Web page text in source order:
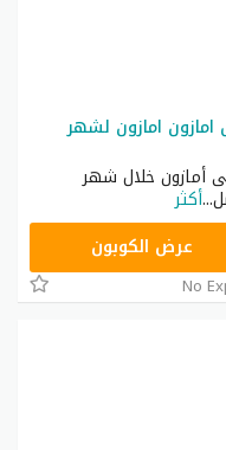
امازون لشهر
أمازون خلال شهر
...أكثر
عرض الكوبون
No